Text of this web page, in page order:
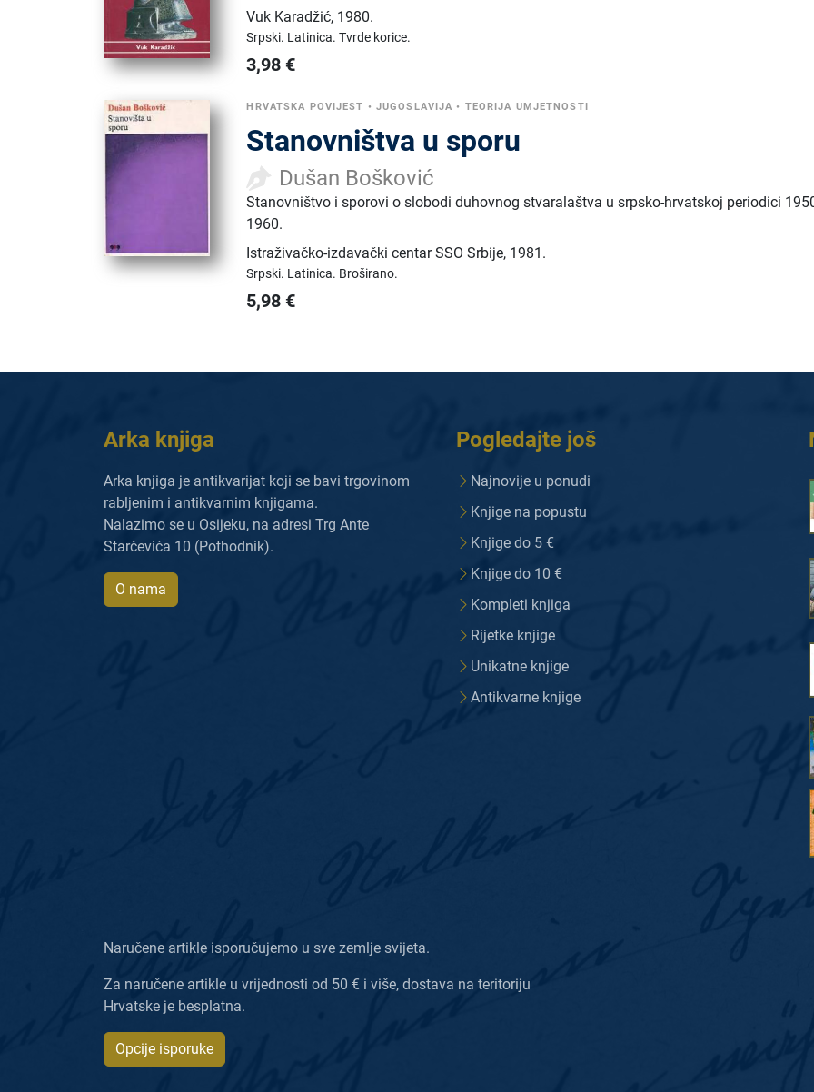
Vuk Karadžić, 1980.
Srpski. Latinica.Tvrde korice.
3,98 €
HRVATSKA POVIJEST • JUGOSLAVIJA • TEORIJA UMJETNOSTI
Stanovništva u sporu
Dušan Bošković
Stanovništvo i sporovi o slobodi duhovnog stvaralaštva u srpsko-hrvatskoj periodici
1960.
Istraživačko-izdavački centar SSO Srbije, 1981.
Srpski. Latinica. Broširano.
5,98 €
Arka knjiga
Arka knjiga je antikvarijat koji se bavi trgovinom
rabljenim i antikvarnim knjigama.
Nalazimo se u Osijeku, na adresi Trg Ante
Starčevića 10 (Pothodnik).
O nama
Pogledajte još
Najnovije u ponudi
Knjige na popustu
Knjige do 5 €
Knjige do 10 €
Kompleti knjiga
Rijetke knjige
Unikatne knjige
Antikvarne knjige
Naručene artikle isporučujemo u sve zemlje svijeta.
Za naručene artikle u vrijednosti od 50 € i više, dostava na teritoriju
Hrvatske je besplatna.
Opcije isporuke